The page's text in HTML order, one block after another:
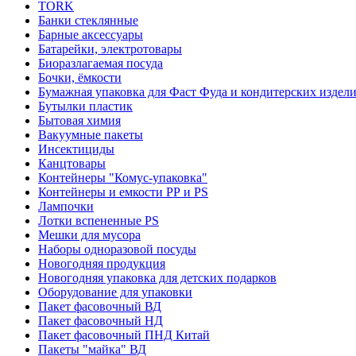
TORK
Банки стеклянные
Барные аксессуары
Батарейки, электротовары
Биоразлагаемая посуда
Бочки, ёмкости
Бумажная упаковка для Фаст Фуда и кондитерских
Бутылки пластик
Бытовая химия
Вакуумные пакеты
Инсектициды
Канцтовары
Контейнеры "Комус-упаковка"
Контейнеры и емкости РР и PS
Лампочки
Лотки вспененные PS
Мешки для мусора
Наборы одноразовой посуды
Новогодняя продукция
Новогодняя упаковка для детских подарков
Оборудование для упаковки
Пакет фасовочный ВД
Пакет фасовочный НД
Пакет фасовочный ПНД Китай
Пакеты "майка" ВД